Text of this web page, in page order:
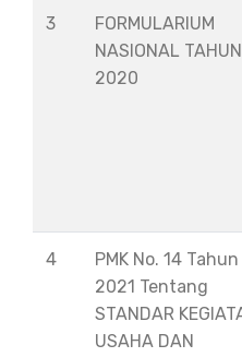
3
FORMULARIUM
NASIONAL TAHUN
2020
4
PMK No. 14 Tahun
2021 Tentang
STANDAR
USAHA DAN